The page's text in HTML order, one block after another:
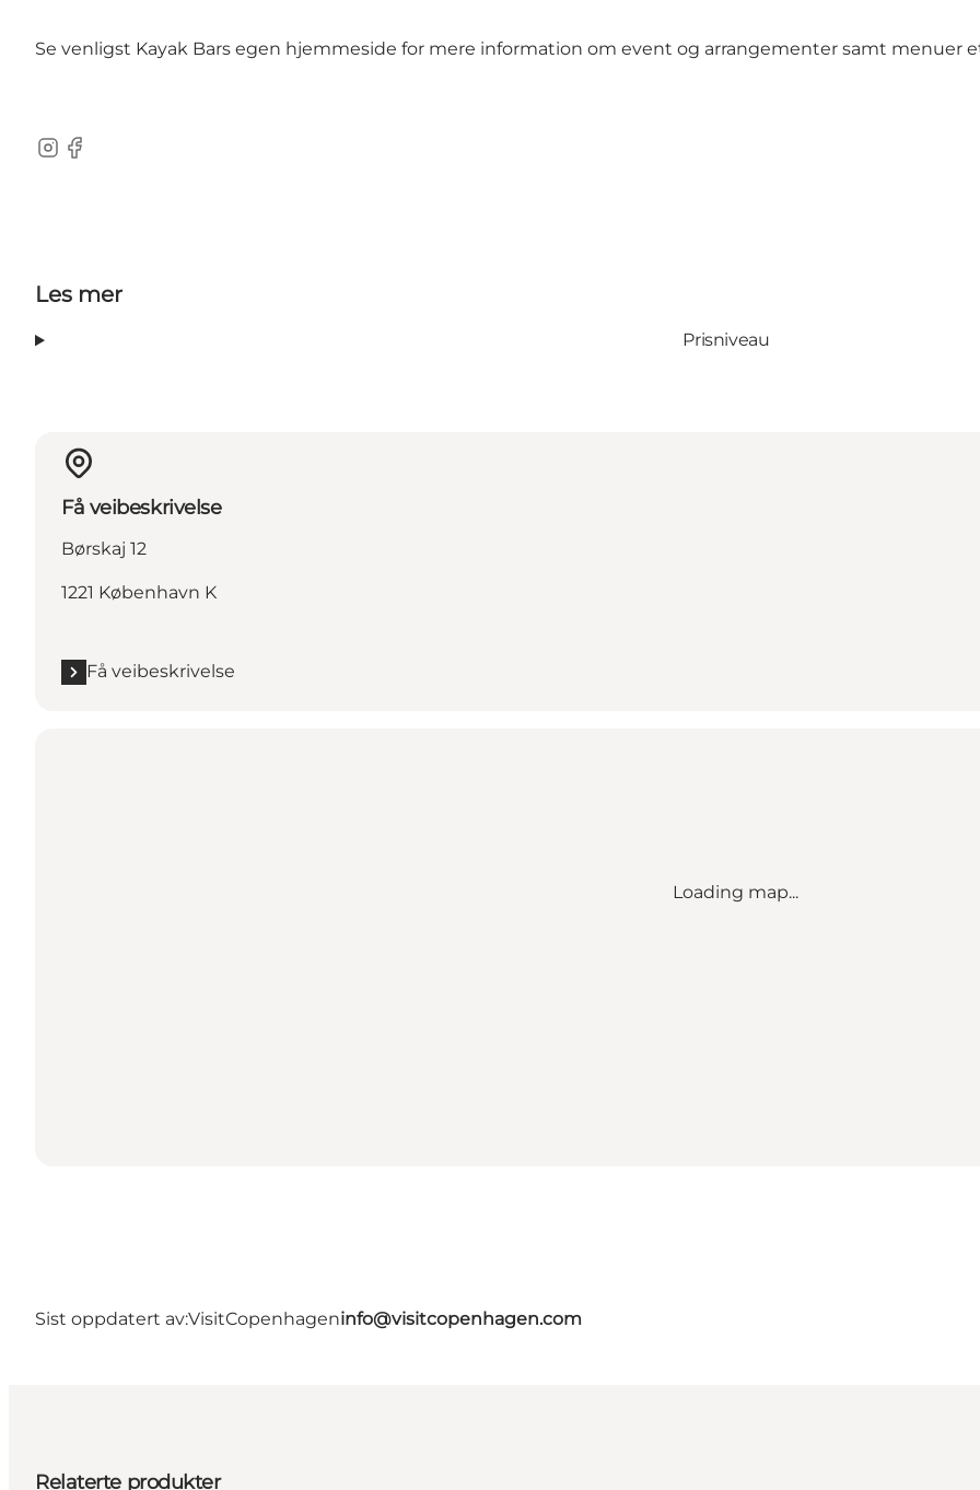
Se venligst Kayak Bars egen hjemmeside for mere information om event og arrangementer samt menuer
Instagram
Facebook
Les mer
Prisniveau
Få veibeskrivelse
Børskaj 12
1221 København K
Få veibeskrivelse
Loading map...
Sist oppdatert av:VisitCopenhageninfo@visitcopenhagen.com
Relaterte produkter